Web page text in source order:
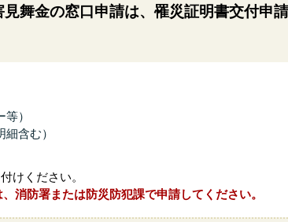
舞金の窓口申請は、罹災証明書交付申
）
含む）
けください。
消防署または防災防犯課で申請してください。